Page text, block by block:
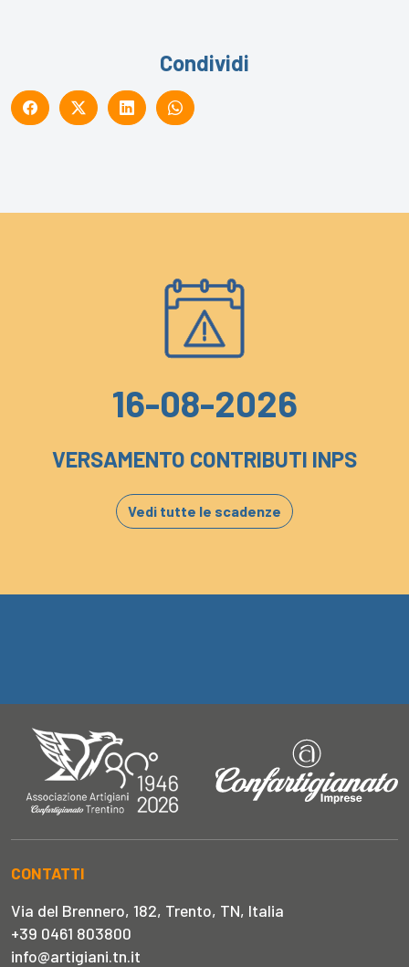
Condividi
16-08-2026
VERSAMENTO CONTRIBUTI INPS
Vedi tutte le scadenze
CONTATTI
Via del Brennero, 182, Trento, TN, Italia
+39 0461 803800
info@artigiani.tn.it